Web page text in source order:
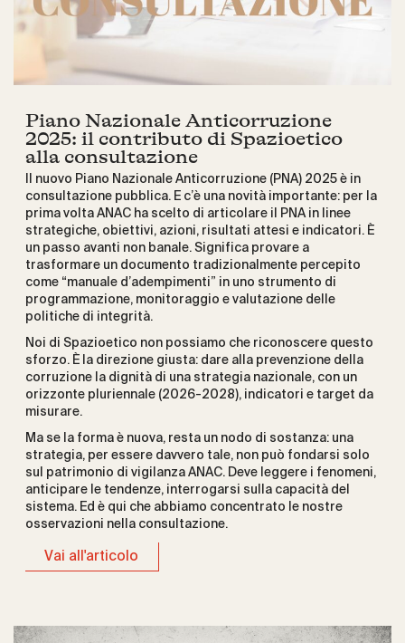
Piano Nazionale Anticorruzione
2025: il contributo di Spazioetico
alla consultazione
Il nuovo Piano Nazionale Anticorruzione (PNA) 2025 è in
consultazione pubblica. E c’è una novità importante: per la
prima volta ANAC ha scelto di articolare il PNA in linee
strategiche, obiettivi, azioni, risultati attesi e indicatori. È
un passo avanti non banale. Significa provare a
trasformare un documento tradizionalmente percepito
come “manuale d’adempimenti” in uno strumento di
programmazione, monitoraggio e valutazione delle
politiche di integrità.
Noi di Spazioetico non possiamo che riconoscere questo
sforzo. È la direzione giusta: dare alla prevenzione della
corruzione la dignità di una strategia nazionale, con un
orizzonte pluriennale (2026-2028), indicatori e target da
misurare.
Ma se la forma è nuova, resta un nodo di sostanza: una
strategia, per essere davvero tale, non può fondarsi solo
sul patrimonio di vigilanza ANAC. Deve leggere i fenomeni,
anticipare le tendenze, interrogarsi sulla capacità del
sistema. Ed è qui che abbiamo concentrato le nostre
osservazioni nella consultazione.
Vai all'articolo